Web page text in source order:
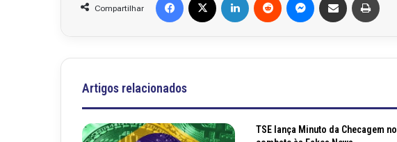
Compartilhar
Artigos relacionados
TSE lança Minuto da Checagem no